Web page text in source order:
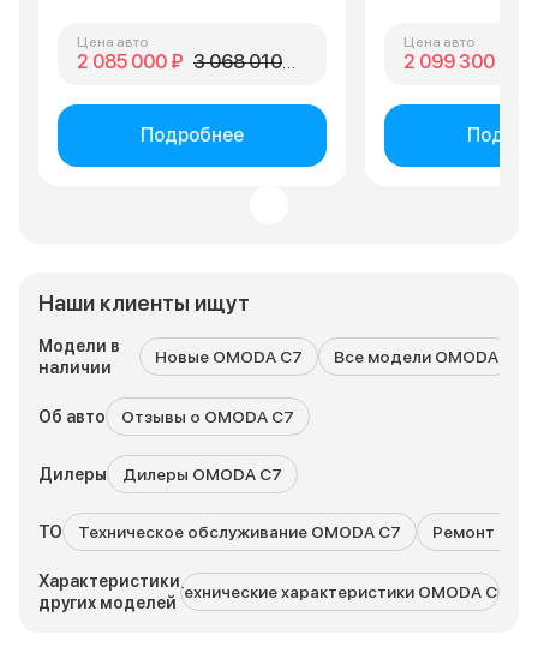
Наши клиенты ищут
Модели в
наличии
Новые OMODA C7 Все модели OMODA
Об авто Отзывы о OMODA C7
Дилеры Дилеры OMODA C7
ТО Техническое обслуживание OMODA C7 Ремонт
Характеристики
других моделей
Технические характеристики OMODA C5
Рекомендую к
если ищете
Цена авто
2 085 000 ₽ 3 068 010 ₽
Подробнее
Цена авто
2 099 300 ₽